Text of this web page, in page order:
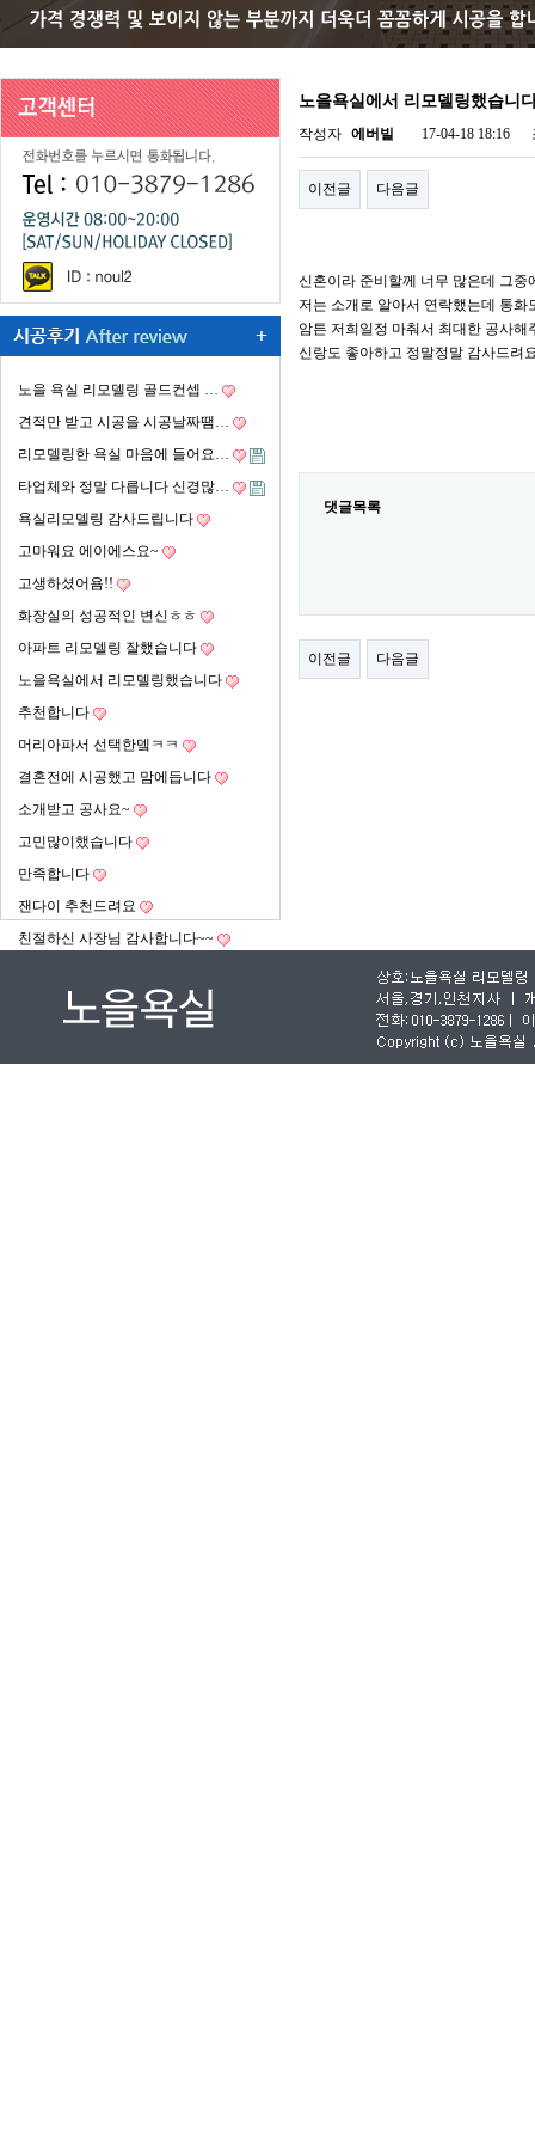
노을 욕실 리모델링 골드컨셉 …
견적만 받고 시공을 시공날짜땜…
리모델링한 욕실 마음에 들어요…
타업체와 정말 다릅니다 신경많…
욕실리모델링 감사드립니다
고마워요 에이에스요~
고생하셨어욤!!
화장실의 성공적인 변신ㅎㅎ
아파트 리모델링 잘했습니다
노을욕실에서 리모델링했습니다
추천합니다
머리아파서 선택한뎈ㅋㅋ
결혼전에 시공했고 맘에듭니다
소개받고 공사요~
고민많이했습니다
만족합니다
잰다이 추천드려요
친절하신 사장님 감사합니다~~
노을욕실에서 리모델링했습니
작성자 에버빌 17-04-18 18:16
이전글 다음글
신혼이라 준비할께 너무 많은데 그
저는 소개로 알아서 연락했는데 통
암튼 저희일정 마춰서 최대한 공사해
신랑도 좋아하고 정말정말 감사드려
댓글목록
이전글 다음글